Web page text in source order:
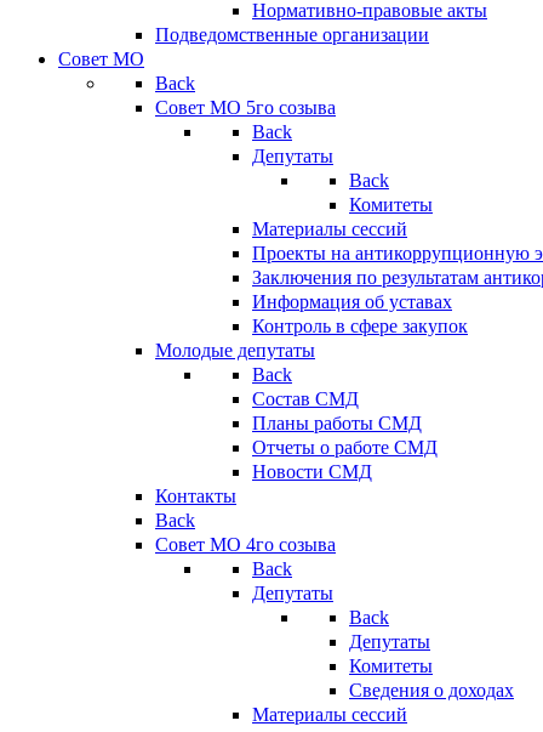
Нормативно-правовые акты
Подведомственные организации
Совет МО
Back
Совет МО 5го созыва
Back
Депутаты
Back
Комитеты
Материалы сессий
Проекты на антикоррупционную
Заключения по результатам
Информация об уставах
Контроль в сфере закупок
Молодые депутаты
Back
Состав СМД
Планы работы СМД
Отчеты о работе СМД
Новости СМД
Контакты
Back
Совет МО 4го созыва
Back
Депутаты
Back
Депутаты
Комитеты
Сведения о доходах
Материалы сессий